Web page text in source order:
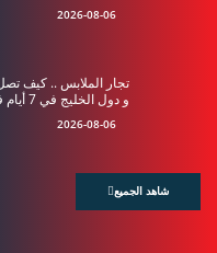
2026-08-06
تجار الملابس .. كيف
و دول الخليج في 7 أيام فقط؟
2026-08-06
شاهد الجميع